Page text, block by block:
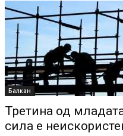
Балкан
Третина од
сила е